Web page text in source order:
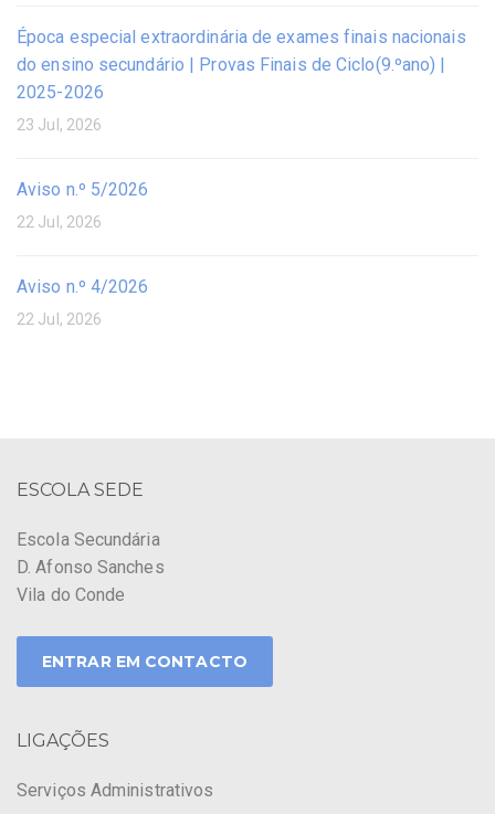
Época especial extraordinária de exames finais nacionais
do ensino secundário | Provas Finais de Ciclo(9.ºano) |
2025-2026
23 Jul, 2026
Aviso n.º 5/2026
22 Jul, 2026
Aviso n.º 4/2026
22 Jul, 2026
ESCOLA SEDE
Escola Secundária
D. Afonso Sanches
Vila do Conde
ENTRAR EM CONTACTO
LIGAÇÕES
Serviços Administrativos